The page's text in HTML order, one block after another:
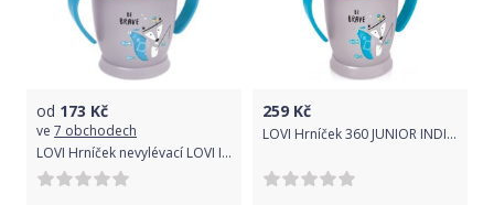
od 173 Kč
ve 7 obchodech
LOVI Hrníček nevylévací LOVI INDIAN SUMMER modrý 210ml 9m +
259 Kč
LOVI Hrníček 360 JUNIOR INDIAN SUMMER Boy 250ml 12m+